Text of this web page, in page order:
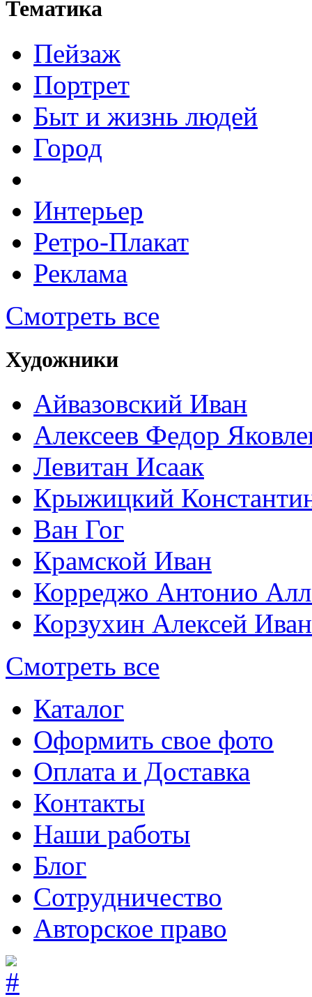
Тематика
Пейзаж
Портрет
Быт и жизнь людей
Город
Интерьер
Ретро-Плакат
Реклама
Смотреть все
Художники
Айвазовский Иван
Алексеев Федор
Левитан Исаак
Крыжицкий
Ван Гог
Крамской Иван
Корреджо Антонио
Корзухин Алексей
Смотреть все
Каталог
Оформить свое фото
Оплата и Доставка
Контакты
Наши работы
Блог
Сотрудничество
Авторское право